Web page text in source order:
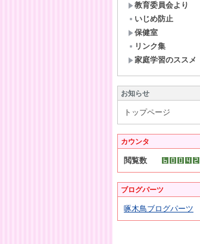
教育委員会より
いじめ防止
保健室
リンク集
家庭学習のススメ
お知らせ
トップページ
カウンタ
閲覧数
ブログパーツ
啄木鳥ブログパーツ